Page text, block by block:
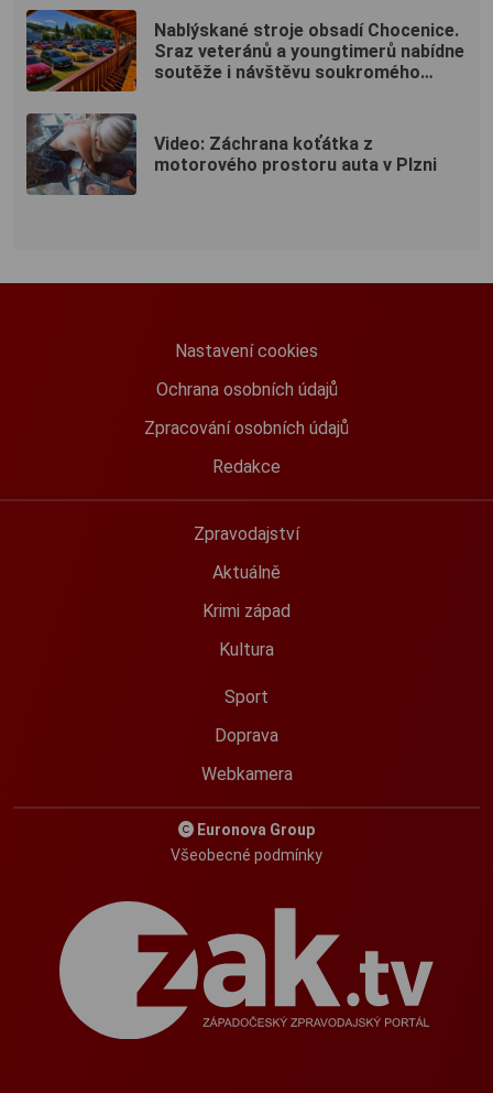
Nablýskané stroje obsadí Chocenice.
Sraz veteránů a youngtimerů nabídne
soutěže i návštěvu soukromého
Video: Záchrana koťátka z
motorového prostoru auta v Plzni
Nastavení cookies
Ochrana osobních údajů
Zpracování osobních údajů
Redakce
Zpravodajství
Aktuálně
Krimi západ
Kultura
Sport
Doprava
Webkamera
Euronova Group
Všeobecné podmínky